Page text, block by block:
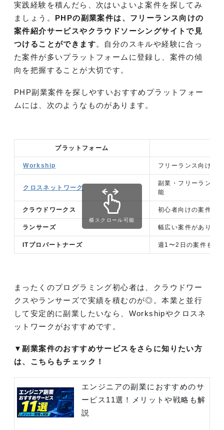
実践経験を積んだら、次はいよいよ案件を探してみ
ましょう。 PHPの副業案件は、フリーランス向けの
案件紹介サービスやクラウドソーシングサイトで見
つけることができます。自分のスキルや経験に合っ
た案件が多いプラットフォームに登録し、案件の傾
向を把握することが大切です。
PHP副業案件を探しやすいおすすめプラットフォー
ムには、次のようなものがあります。
プラットフォーム
Workship フリーランス向けの
クロスネットワーク
副業・フリーランス
能
クラウドワークス 初心者向けの案件が
ランサーズ 幅広い案件があり、
ITプロパートナーズ 週1〜2日の案件もあ
横スクロール可能
まったくのプログラミング初心者は、クラウドワー
クスやランサーズで実績を積むのが◎。本業と並行
して安定的に副業したいなら、Workshipやクロスネ
ットワークがおすすめです。
▼副業案件のおすすめサービスをさらに知りたい方
は、こちらもチェック！
エンジニアの副業におすすめのサ
ービス11選！メリットや戦略も解
説